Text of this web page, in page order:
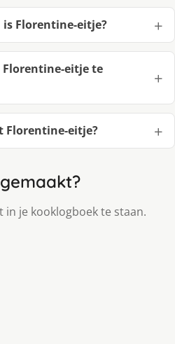
is Florentine-eitje?
eitje te
Florentine-eitje?
je kooklogboek te staan.